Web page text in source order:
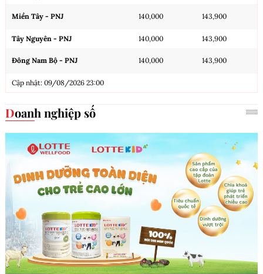
Miền Tây - PNJ 140,000 143,900
Tây Nguyên - PNJ 140,000 143,900
Đông Nam Bộ - PNJ 140,000 143,900
Cập nhật: 09/08/2026 23:00
Doanh nghiệp số